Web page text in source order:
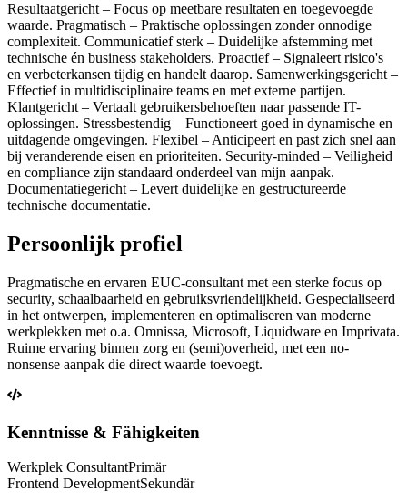
Resultaatgericht – Focus op meetbare resultaten en toegevoegde
waarde. Pragmatisch – Praktische oplossingen zonder onnodige
complexiteit. Communicatief sterk – Duidelijke afstemming met
technische én business stakeholders. Proactief – Signaleert risico's
en verbeterkansen tijdig en handelt daarop. Samenwerkingsgericht –
Effectief in multidisciplinaire teams en met externe partijen.
Klantgericht – Vertaalt gebruikersbehoeften naar passende IT-
oplossingen. Stressbestendig – Functioneert goed in dynamische en
uitdagende omgevingen. Flexibel – Anticipeert en past zich snel aan
bij veranderende eisen en prioriteiten. Security-minded – Veiligheid
en compliance zijn standaard onderdeel van mijn aanpak.
Documentatiegericht – Levert duidelijke en gestructureerde
technische documentatie.
Persoonlijk profiel
Pragmatische en ervaren EUC-consultant met een sterke focus op
security, schaalbaarheid en gebruiksvriendelijkheid. Gespecialiseerd
in het ontwerpen, implementeren en optimaliseren van moderne
werkplekken met o.a. Omnissa, Microsoft, Liquidware en Imprivata.
Ruime ervaring binnen zorg en (semi)overheid, met een no-
nonsense aanpak die direct waarde toevoegt.
Kenntnisse & Fähigkeiten
Werkplek ConsultantPrimär
Frontend DevelopmentSekundär